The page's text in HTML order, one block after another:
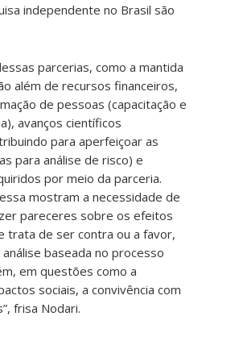
independente no Brasil são
parcerias, como a mantida
além de recursos financeiros,
de pessoas (capacitação e
avanços científicos
para aperfeiçoar as
para análise de risco) e
por meio da parceria.
mostram a necessidade de
pareceres sobre os efeitos
trata de ser contra ou a favor,
baseada no processo
em questões como a
sociais, a convivência com
frisa Nodari.